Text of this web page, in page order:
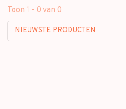
Toon 1 - 0 van 0
NIEUWSTE PRODUCTEN